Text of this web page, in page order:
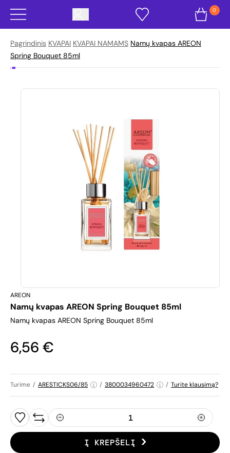
0
Pagrindinis KVAPAI KVAPAI NAMAMS Namų kvapas AREON
Spring Bouquet 85ml
AREON
Namų kvapas AREON Spring Bouquet 85ml
Namų kvapas AREON Spring Bouquet 85ml
6,56 €
Turime / ARESTICKS06/85 / 3800034960472 / Turite klausimą?
Į KREPŠELĮ